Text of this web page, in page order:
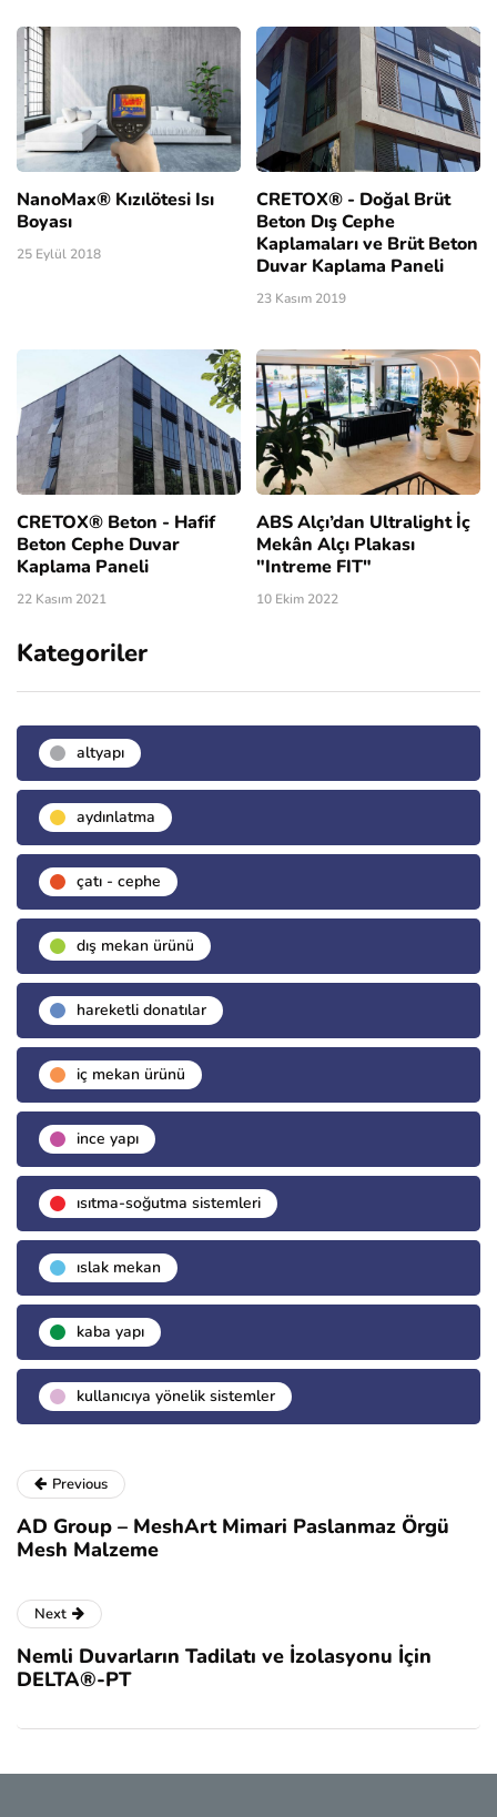
NanoMax® Kızılötesi Isı
Boyası
25 Eylül 2018
CRETOX® - Doğal Brüt
Beton Dış Cephe
Kaplamaları ve Brüt Beton
Duvar Kaplama Paneli
23 Kasım 2019
CRETOX® Beton - Hafif
Beton Cephe Duvar
Kaplama Paneli
22 Kasım 2021
ABS Alçı’dan Ultralight İç
Mekân Alçı Plakası
"Intreme FIT"
10 Ekim 2022
Kategoriler
altyapı
aydınlatma
çatı - cephe
dış mekan ürünü
hareketli donatılar
i̇ç mekan ürünü
i̇nce yapı
isıtma-soğutma sistemleri
islak mekan
kaba yapı
kullanıcıya yönelik sistemler
Previous
AD Group – MeshArt Mimari Paslanmaz Örgü
Mesh Malzeme
Next
Nemli Duvarların Tadilatı ve İzolasyonu İçin
DELTA®-PT